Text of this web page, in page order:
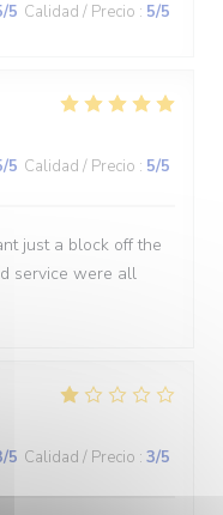
/5 Calidad / Precio : 5/5
/5 Calidad / Precio : 5/5
just a block off the
service were all
/5 Calidad / Precio : 3/5